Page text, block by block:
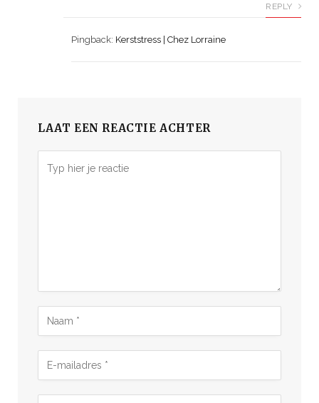
REPLY
Pingback: Kerststress | Chez Lorraine
LAAT EEN REACTIE ACHTER